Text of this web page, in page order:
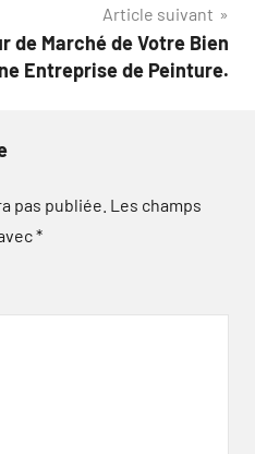
Article suivant
de Marché de Votre Bien
Entreprise de Peinture.
pas publiée. Les champs
*